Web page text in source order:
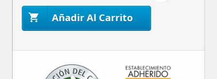
 Añadir Al Carrito